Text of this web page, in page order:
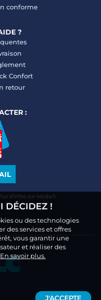
conforme
?
Confort
retour
:
d’infos sur escda.fr
DÉCIDEZ !
ou des technologies
des services et offres
vous garantir une
et réaliser des
En savoir plus.
J'ACCEPTE